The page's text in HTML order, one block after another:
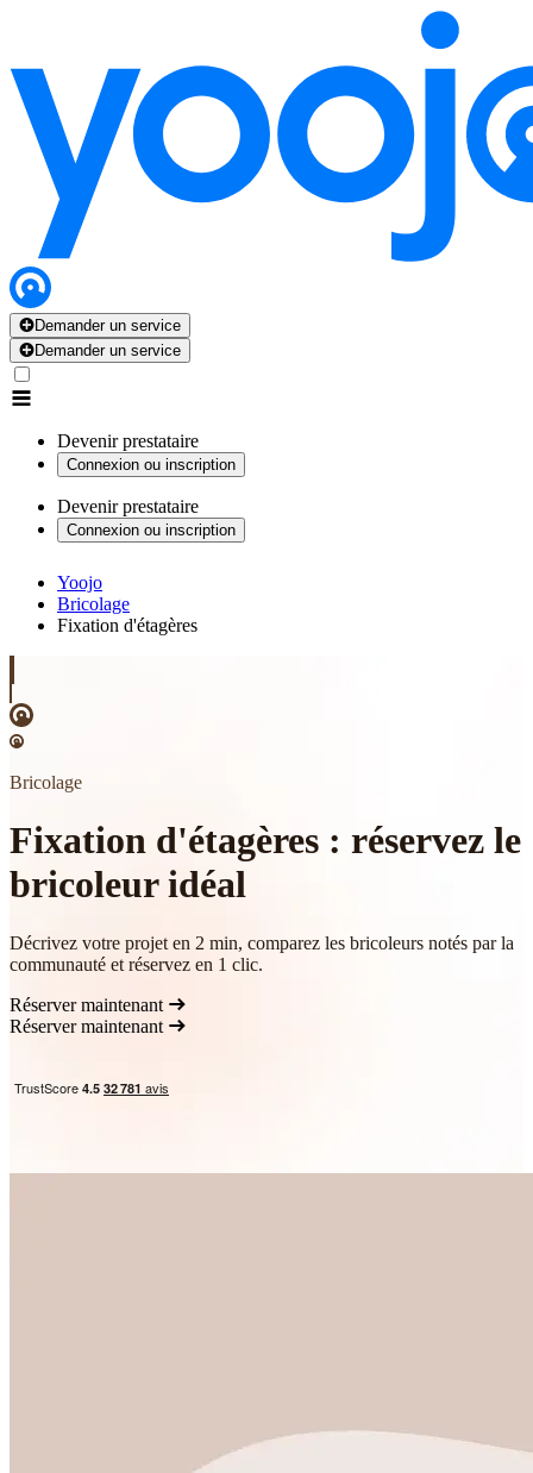
Demander un service
Demander un service
Devenir prestataire
Connexion ou inscription
Devenir prestataire
Connexion ou inscription
Yoojo
Bricolage
Fixation d'étagères
Bricolage
Fixation d'étagères : réservez le
bricoleur idéal
Décrivez votre projet en 2 min, comparez les bricoleurs notés par la
communauté et réservez en 1 clic.
Réserver maintenant
Réserver maintenant